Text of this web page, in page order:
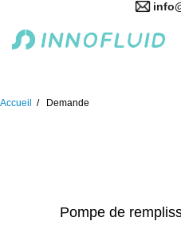
Accueil Demande
Pompe de